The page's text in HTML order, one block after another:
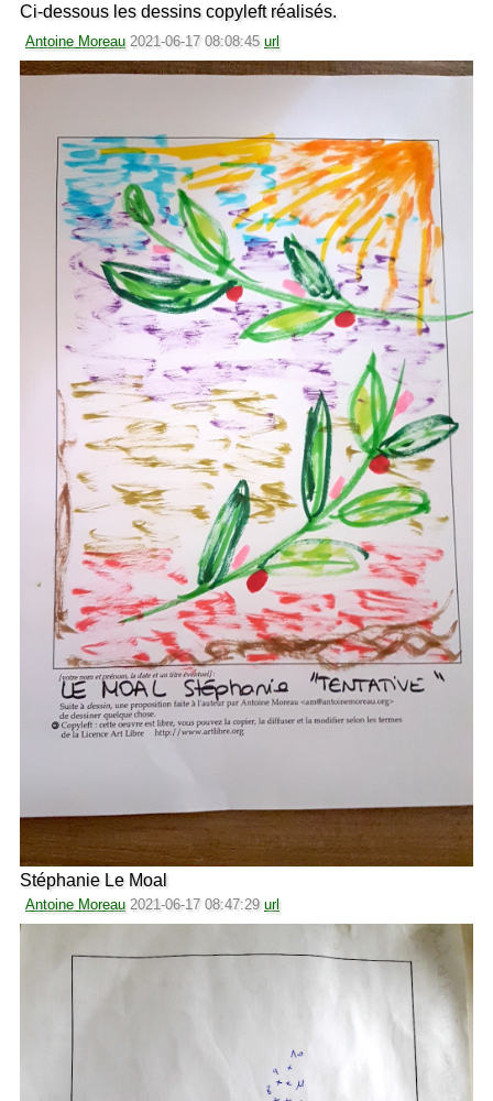
Ci-dessous les dessins copyleft réalisés.
Antoine Moreau 2021-06-17 08:08:45 url
Stéphanie Le Moal
Antoine Moreau 2021-06-17 08:47:29 url